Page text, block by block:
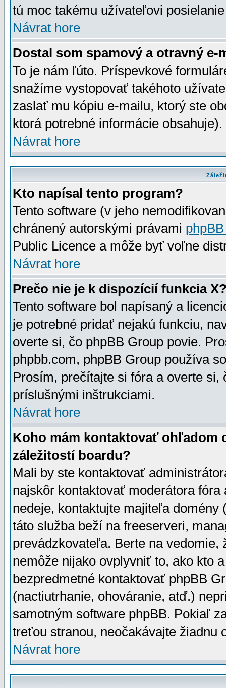
tú moc takému užívateľovi
Návrat hore
Dostal som spamový a otravný e-
To je nám ľúto. Príspevkové
snažíme vystopovať takéhoto
zaslať mu kópiu e-mailu, ktorý ste
ktorá potrebné informácie
Návrat hore
Kto napísal tento program?
Tento software (v jeho
chránený autorskými právami
Public Licence a môže byť voľne
Návrat hore
Prečo nie je k dispozícií funkcia
Tento software bol napísaný a
je potrebné pridať nejakú funkciu,
overte si, čo phpBB Group povie.
phpbb.com, phpBB Group používa
Prosím, prečítajte si fóra a overte
príslušnými inštrukciami.
Návrat hore
Koho mám kontaktovať ohľadom
záležitostí boardu?
Mali by ste kontaktovať
najskôr kontaktovať moderátora
nedeje, kontaktujte majiteľa
táto služba beží na freeserveri,
prevádzkovateľa. Berte na vedomie,
nemôže nijako ovplyvniť to, ako kto
bezpredmetné kontaktovať phpBB
(nactiutrhanie, ohováranie, atď.)
samotným software phpBB. Pokiaľ
treťou stranou, neočakávajte žiadnu
Návrat hore